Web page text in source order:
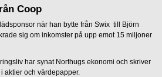
Coop
när han bytte från Swix till Björn
sig om inkomster på upp emot 15 miljoner
har synat Northugs ekonomi och skriver
aktier och värdepapper.